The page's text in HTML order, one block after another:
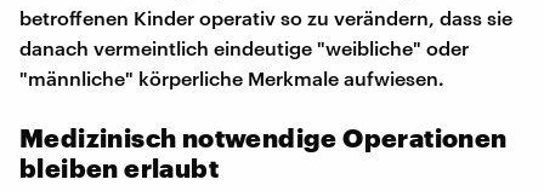
betroffenen Kinder operativ so zu verändern, dass sie
danach vermeintlich eindeutige "weibliche" oder
"männliche" körperliche Merkmale aufwiesen.
Medizinisch notwendige Operationen
bleiben erlaubt